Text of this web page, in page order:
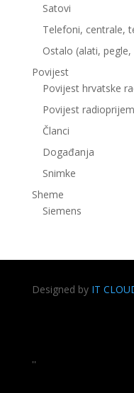
Satovi
Telefoni, centrale,
Ostalo (alati,
Povijest
Povijest hrvatske
Povijest
Članci
Događanja
Snimke
Sheme
Siemens
Designed by IT
''